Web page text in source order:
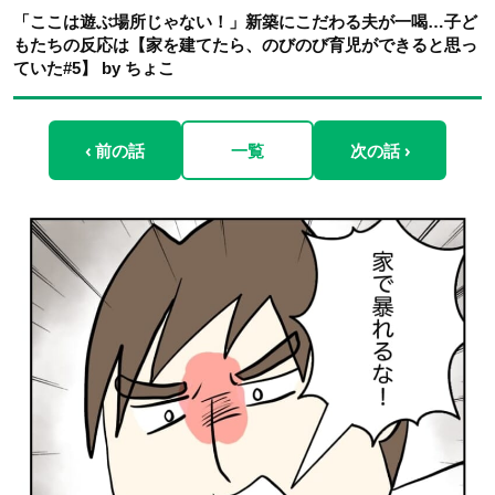
「ここは遊ぶ場所じゃない！」新築にこだわる夫が一喝…子ど
もたちの反応は【家を建てたら、のびのび育児ができると思っ
ていた#5】 by ちょこ
‹ 前の話 一覧 次の話 ›